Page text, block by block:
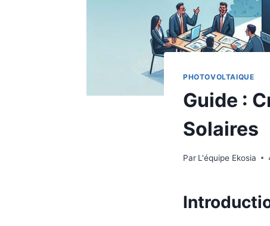
PHOTOVOLTAIQUE
Guide :
Solaires
Par L'équipe Ekosia